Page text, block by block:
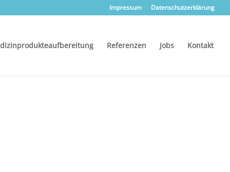
Impressum Datenschutzerklärung
Referenzen Jobs Kontakt